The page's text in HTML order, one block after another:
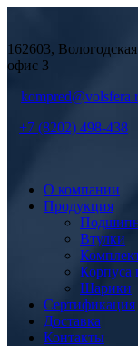
162603,
офис 3
+7 (8202) 498-438
О компании
Продукция
Втулки
Корпуса
Шарики
Сертификация
Доставка
Контакты